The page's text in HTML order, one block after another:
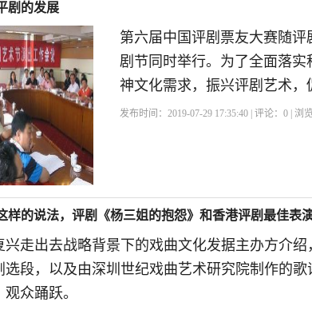
剧的发展
第六届中国评剧票友大赛随
剧节同时举行。为了全面落
神文化需求，振兴评剧艺术
发布时间：2019-07-29 17:35:40 | 评论：0 | 浏
样的说法，评剧《杨三姐的抱怨》和香港评剧最佳表
兴走出去战略背景下的戏曲文化发据主办方介
选段，以及由深圳世纪戏曲艺术研究院制作的
众踊跃。